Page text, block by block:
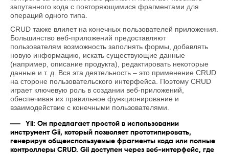
запутанного кода с повторяющимися фрагментами для
операций одного типа.
CRUD также влияет на конечных пользователей приложения.
Большинство веб-приложений предоставляют
пользователям возможность заполнять формы, добавлять
новую информацию, искать существующие данные
(например, описание продукта), редактировать некоторые
данные и т. д. Вся эта деятельность – это применение CRUD
на стороне пользовательского интерфейса. Поэтому CRUD
играет ключевую роль в создании веб-приложений,
обеспечивая их правильное функционирование и
взаимодействие с конечными пользователями.
Yii: Он предлагает простой в использовании
инструмент Gii, который позволяет прототипировать,
генерируя общеиспользуемые фрагменты кода или полные
контроллеры CRUD. Gii доступен через веб-интерфейс, где